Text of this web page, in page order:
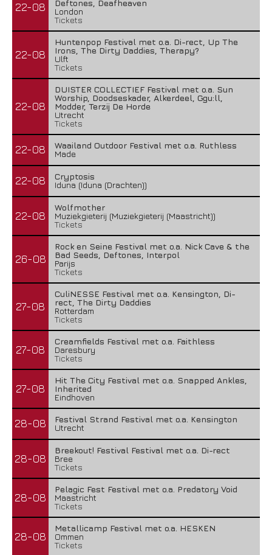
22-08
Deftones, Deafheaven
London
Tickets
22-08
Huntenpop Festival met o.a. Di-rect, Up The
Irons, The Dirty Daddies, Therapy?
Ulft
Tickets
22-08
DUISTER COLLECTIEF Festival met o.a. Sun
Worship, Doodseskader, Alkerdeel, Ggu:ll,
Modder, Terzij De Horde
Utrecht
Tickets
22-08
Waailand Outdoor Festival met o.a. Ruthless
Made
22-08
Cryptosis
Iduna (Iduna (Drachten))
22-08
Wolfmother
Muziekgieterij (Muziekgieterij (Maastricht))
Tickets
26-08
Rock en Seine Festival met o.a. Nick Cave & the
Bad Seeds, Deftones, Interpol
Parijs
Tickets
27-08
CuliNESSE Festival met o.a. Kensington, Di-
rect, The Dirty Daddies
Rotterdam
Tickets
27-08
Creamfields Festival met o.a. Faithless
Daresbury
Tickets
27-08
Hit The City Festival met o.a. Snapped Ankles,
Inherited
Eindhoven
28-08
Festival Strand Festival met o.a. Kensington
Utrecht
28-08
Breekout! Festival Festival met o.a. Di-rect
Bree
Tickets
28-08
Pelagic Fest Festival met o.a. Predatory Void
Maastricht
Tickets
28-08
Metallicamp Festival met o.a. HESKEN
Ommen
Tickets